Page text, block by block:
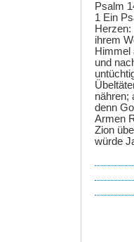
Psalm
1 Ein
ihrem
Himmel
und
nähren;
denn
Armen
Zion
würde